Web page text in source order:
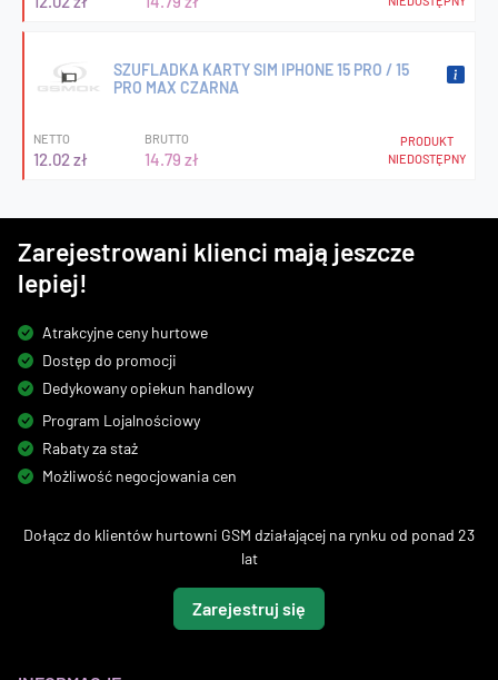
SZUFLADKA KARTY SIM IPHONE 15 PRO / 15
PRO MAX CZARNA
NETTO
12.02 zł
BRUTTO
14.79 zł
PRODUKT
NIEDOSTĘPNY
Zarejestrowani klienci mają jeszcze
lepiej!
Atrakcyjne ceny hurtowe
Dostęp do promocji
Dedykowany opiekun handlowy
Program Lojalnościowy
Rabaty za staż
Możliwość negocjowania cen
Dołącz do klientów hurtowni GSM działającej na rynku od ponad 23
lat
Zarejestruj się